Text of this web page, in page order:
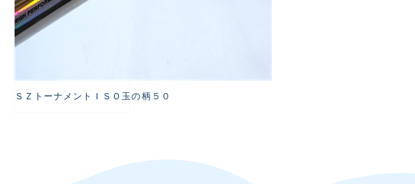
ＳＺトーナメントＩＳＯ玉の柄５０